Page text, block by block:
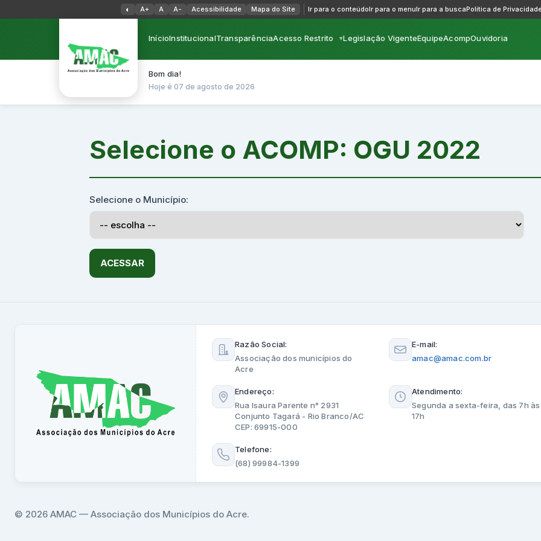
◐ Alternar alto contraste
A+ A A- Acessibilidade Mapa do Site Ir para o conteúdoIr para o menuIr para a buscaPolítica de
InícioInstitucionalTransparênciaAcesso Restrito Legislação VigenteEquipeAcompOuvidoria
Bom dia!
Hoje é 07 de agosto de 2026
Selecione o ACOMP: OGU 2022
Selecione o Município:
ACESSAR
Razão Social:
Associação dos municípios do
Acre
E-mail:
amac@amac.com.br
Endereço:
Rua Isaura Parente n° 2931
Conjunto Tagará - Rio Branco/AC
CEP: 69915-000
Atendimento:
Segunda a sexta-feira, das 7h às
17h
Telefone:
(68) 99984-1399
© 2026 AMAC — Associação dos Municípios do Acre.